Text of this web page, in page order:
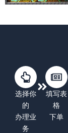
选择你
的
办理业
务
填写表
格
下单